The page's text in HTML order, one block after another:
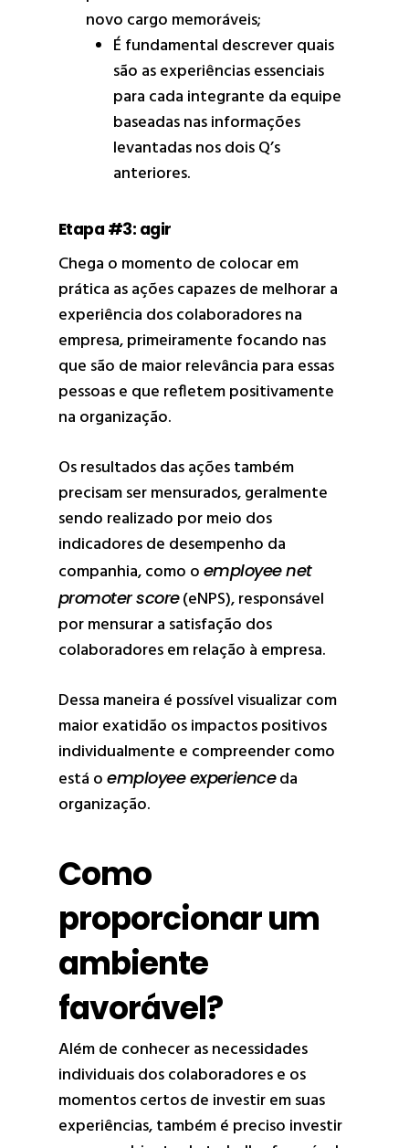
novo cargo memoráveis;
É fundamental descrever quais
são as experiências essenciais
para cada integrante da equipe
baseadas nas informações
levantadas nos dois Q’s
anteriores.
Etapa #3: agir
Chega o momento de colocar em
prática as ações capazes de melhorar a
experiência dos colaboradores na
empresa, primeiramente focando nas
que são de maior relevância para essas
pessoas e que refletem positivamente
na organização.
Os resultados das ações também
precisam ser mensurados, geralmente
sendo realizado por meio dos
indicadores de desempenho da
companhia, como o employee net
promoter score(eNPS), responsável
por mensurar a satisfação dos
colaboradores em relação à empresa.
Dessa maneira é possível visualizar com
maior exatidão os impactos positivos
individualmente e compreender como
está o employee experienceda
organização.
Como
proporcionar um
ambiente
favorável?
Além de conhecer as necessidades
individuais dos colaboradores e os
momentos certos de investir em suas
experiências, também é preciso investir